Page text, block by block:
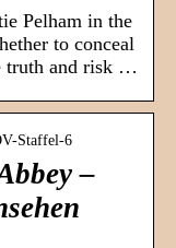
Pelham in the
to conceal
truth and risk …
Staffel-6
–